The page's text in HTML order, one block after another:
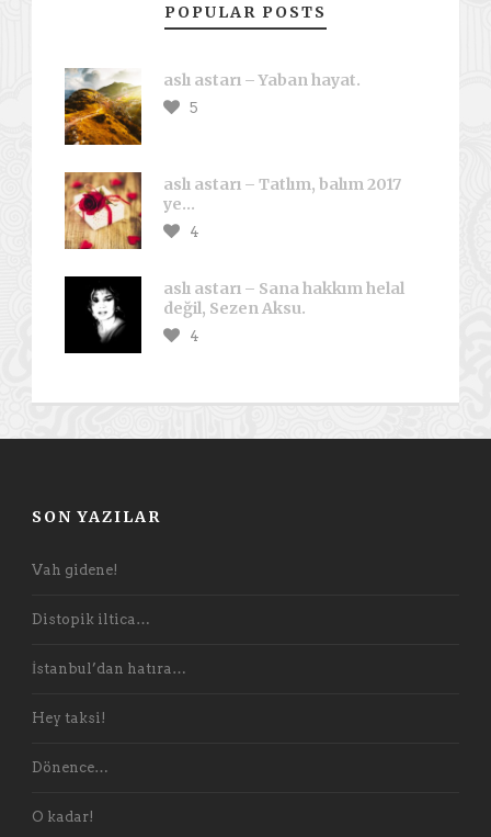
POPULAR POSTS
aslı astarı – Yaban hayat.
5
aslı astarı – Tatlım, balım 2017
ye…
4
aslı astarı – Sana hakkım helal
değil, Sezen Aksu.
4
SON YAZILAR
Vah gidene!
Distopik iltica…
İstanbul’dan hatıra…
Hey taksi!
Dönence…
O kadar!